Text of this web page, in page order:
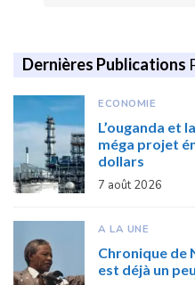
Dernières Publications
ECONOMIE
L’ouganda et
méga projet
dollars
7 août 2026
A LA UNE
Chronique de
est déjà un